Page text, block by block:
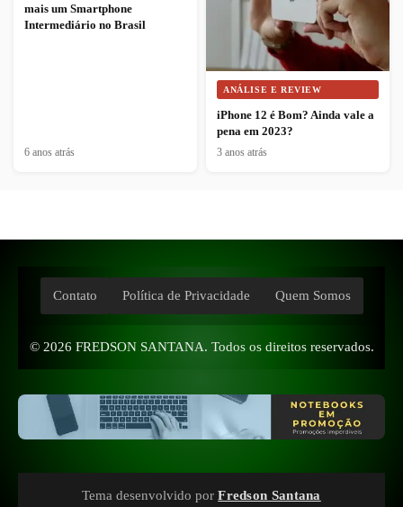
mais um Smartphone
Intermediário no Brasil
6 anos atrás
ANÁLISE E REVIEW
iPhone 12 é Bom? Ainda vale a
pena em 2023?
3 anos atrás
Contato Política de Privacidade Quem Somos
© 2026 FREDSON SANTANA. Todos os direitos reservados.
Tema desenvolvido por Fredson Santana